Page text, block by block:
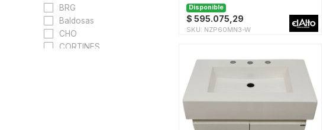
BRG
Baldosas
CHO
CORTINES
Disponible
$ 595.075,29
SKU: NZP60MN3-W